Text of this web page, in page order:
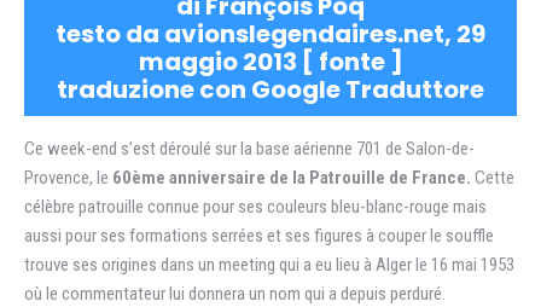
testo da avionslegendaires.net, 29
maggio 2013 [ fonte]
traduzione con Google Traduttore
Ce week-end s’est déroulé sur la base aérienne 701 de Salon-de-
Provence, le 60ème anniversaire de la Patrouille de France. Cette
célèbre patrouille connue pour ses couleurs bleu-blanc-rouge mais
aussi pour ses formations serrées et ses figures à couper le souffle
trouve ses origines dans un meeting qui a eu lieu à Alger le 16 mai 1953
où le commentateur lui donnera un nom qui a depuis perduré.